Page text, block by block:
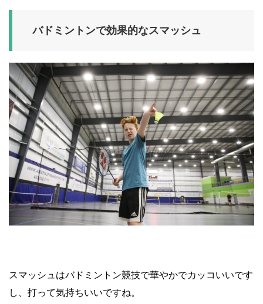
バドミントンで効果的なスマッシュ
スマッシュはバドミントン競技で華やかでカッコいいです
し、打って気持ちいいですね。